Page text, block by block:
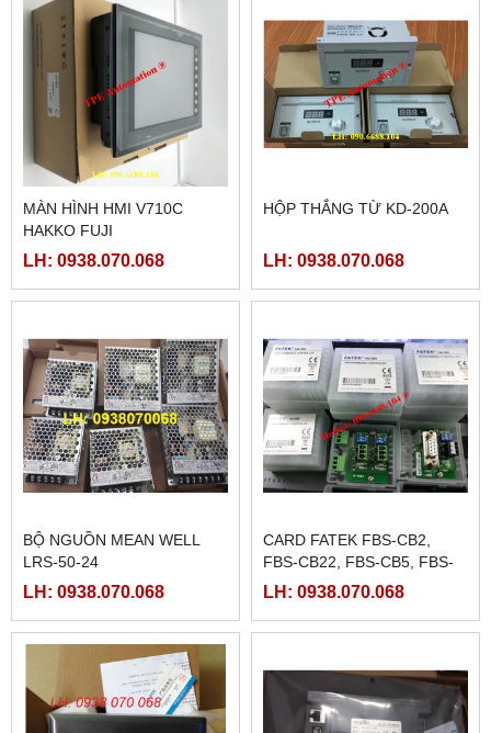
MÀN HÌNH HMI V710C
HAKKO FUJI
LH: 0938.070.068
HỘP THẮNG TỪ KD-200A
LH: 0938.070.068
BỘ NGUỒN MEAN WELL
LRS-50-24
LH: 0938.070.068
CARD FATEK FBS-CB2,
FBS-CB22, FBS-CB5, FBS-
CB25, FBS-CB55
LH: 0938.070.068